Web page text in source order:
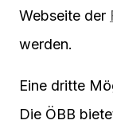
Webseite der
werden.
Eine dritte
Die ÖBB